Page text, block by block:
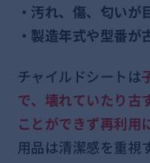
・汚れ、傷、匂いが
・製造年式や型番が
チャイルドシートは
で、壊れていたり古
ことができず再利用
用品は清潔感を重視